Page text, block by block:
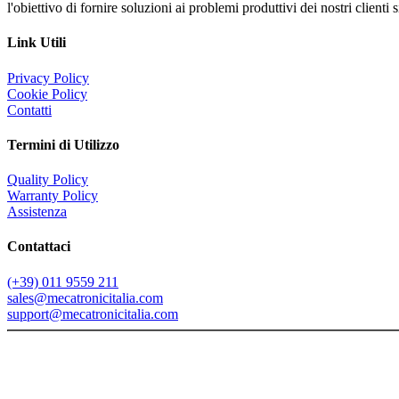
l'obiettivo di fornire soluzioni ai problemi produttivi dei nostri clienti
Link Utili
Privacy Policy
Cookie Policy
Contatti
Termini di Utilizzo
Quality Policy
Warranty Policy
Assistenza
Contattaci
(+39) 011 9559 211
sales@mecatronicitalia.com
support@mecatronicitalia.com